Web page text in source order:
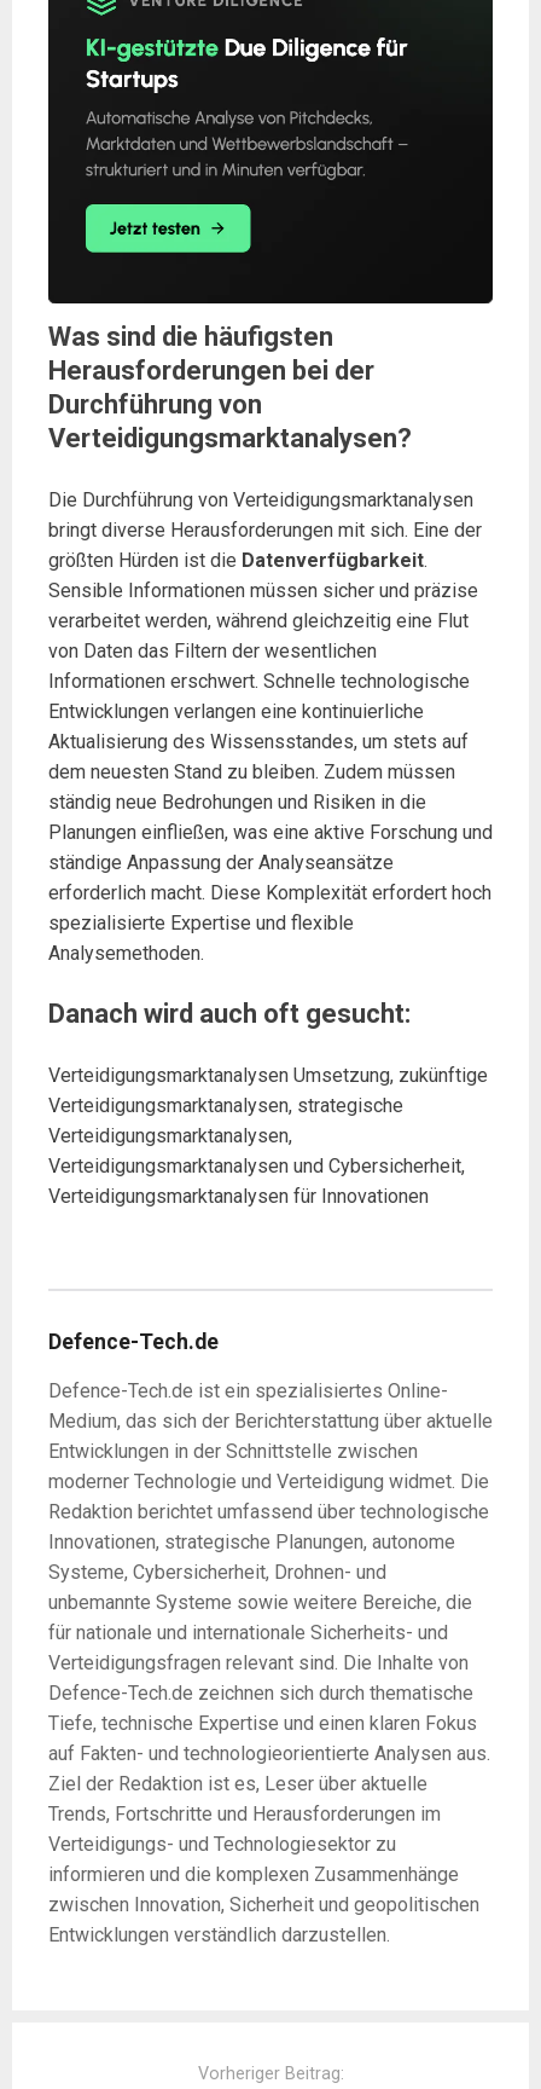
Was sind die häufigsten
Herausforderungen bei der
Durchführung von
Verteidigungsmarktanalysen?
Die Durchführung von Verteidigungsmarktanalysen
bringt diverse Herausforderungen mit sich. Eine der
größten Hürden ist die Datenverfügbarkeit.
Sensible Informationen müssen sicher und präzise
verarbeitet werden, während gleichzeitig eine Flut
von Daten das Filtern der wesentlichen
Informationen erschwert. Schnelle technologische
Entwicklungen verlangen eine kontinuierliche
Aktualisierung des Wissensstandes, um stets auf
dem neuesten Stand zu bleiben. Zudem müssen
ständig neue Bedrohungen und Risiken in die
Planungen einfließen, was eine aktive Forschung und
ständige Anpassung der Analyseansätze
erforderlich macht. Diese Komplexität erfordert hoch
spezialisierte Expertise und flexible
Analysemethoden.
Danach wird auch oft gesucht:
Verteidigungsmarktanalysen Umsetzung, zukünftige
Verteidigungsmarktanalysen, strategische
Verteidigungsmarktanalysen,
Verteidigungsmarktanalysen und Cybersicherheit,
Verteidigungsmarktanalysen für Innovationen
Defence-Tech.de
Defence-Tech.de ist ein spezialisiertes Online-
Medium, das sich der Berichterstattung über aktuelle
Entwicklungen in der Schnittstelle zwischen
moderner Technologie und Verteidigung widmet. Die
Redaktion berichtet umfassend über technologische
Innovationen, strategische Planungen, autonome
Systeme, Cybersicherheit, Drohnen- und
unbemannte Systeme sowie weitere Bereiche, die
für nationale und internationale Sicherheits- und
Verteidigungsfragen relevant sind. Die Inhalte von
Defence-Tech.de zeichnen sich durch thematische
Tiefe, technische Expertise und einen klaren Fokus
auf Fakten- und technologieorientierte Analysen aus.
Ziel der Redaktion ist es, Leser über aktuelle
Trends, Fortschritte und Herausforderungen im
Verteidigungs- und Technologiesektor zu
informieren und die komplexen Zusammenhänge
zwischen Innovation, Sicherheit und geopolitischen
Entwicklungen verständlich darzustellen.
Vorheriger Beitrag: